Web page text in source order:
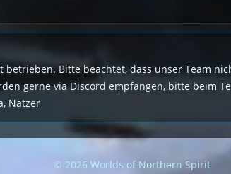
Bitte beachtet, dass unser Team
gerne via Discord empfangen, bitte beim
Natzer
© 2026 Worlds of Northern Spirit